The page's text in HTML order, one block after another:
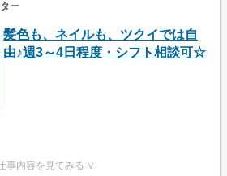
ー
髪色も、ネイルも、ツクイでは自
由♪週3～4日程度・シフト相談可☆
事内容を見てみる ∨